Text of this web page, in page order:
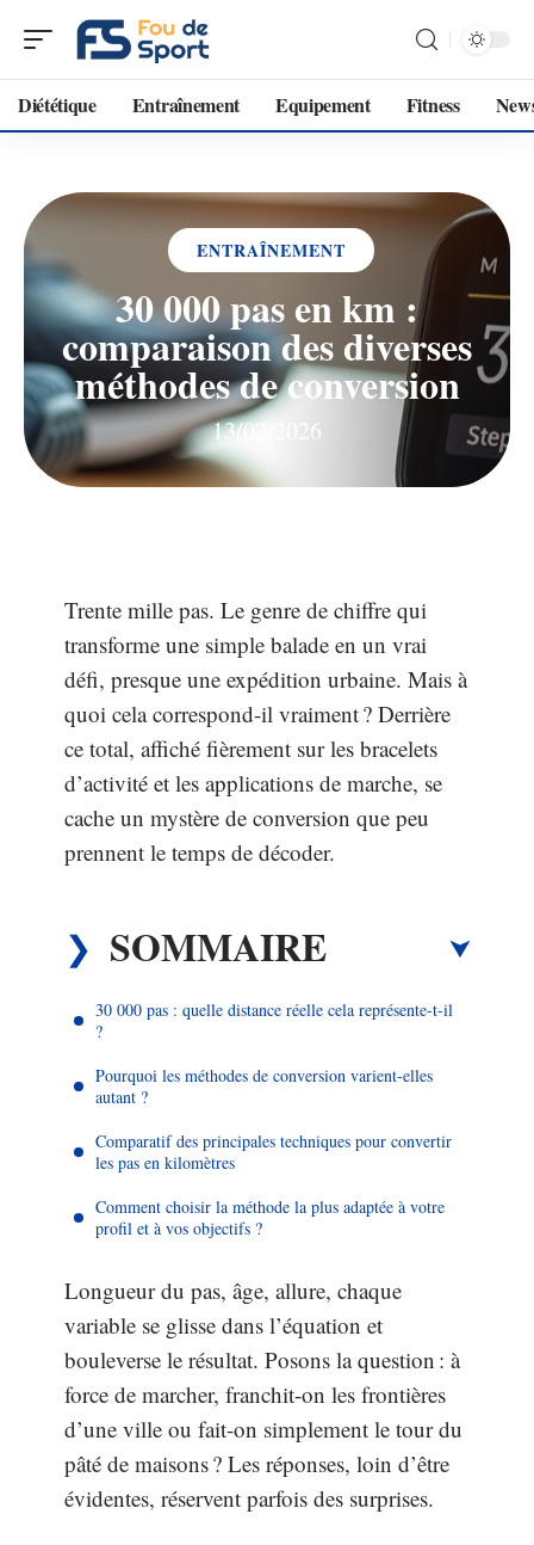
Diététique Entraînement Equipement Fitness
ENTRAÎNEMENT
30 000 pas en km :
comparaison des diverses
méthodes de conversion
13/07/2026
Trente mille pas. Le genre de chiffre qui
transforme une simple balade en un vrai
défi, presque une expédition urbaine. Mais à
quoi cela correspond-il vraiment ? Derrière
ce total, affiché fièrement sur les bracelets
d’activité et les applications de marche, se
cache un mystère de conversion que peu
prennent le temps de décoder.
SOMMAIRE
30 000 pas : quelle distance réelle cela représente-t-il
?
Pourquoi les méthodes de conversion varient-elles
autant ?
Comparatif des principales techniques pour convertir
les pas en kilomètres
Comment choisir la méthode la plus adaptée à votre
profil et à vos objectifs ?
Longueur du pas, âge, allure, chaque
variable se glisse dans l’équation et
bouleverse le résultat. Posons la question : à
force de marcher, franchit-on les frontières
d’une ville ou fait-on simplement le tour du
pâté de maisons ? Les réponses, loin d’être
évidentes, réservent parfois des surprises.